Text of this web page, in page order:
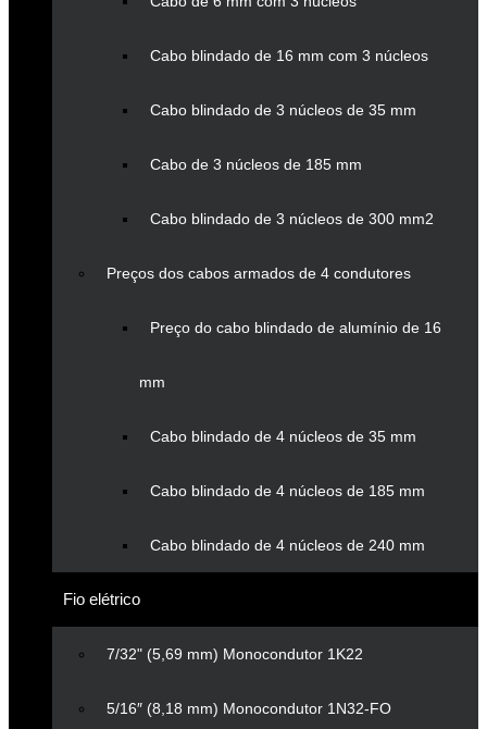
Cabo blindado de 16 mm com 3 núcleos
Cabo blindado de 3 núcleos de 35 mm
Cabo de 3 núcleos de 185 mm
Cabo blindado de 3 núcleos de 300 mm2
Preços dos cabos armados de 4 condutores
Preço do cabo blindado de alumínio de 16
mm
Cabo blindado de 4 núcleos de 35 mm
Cabo blindado de 4 núcleos de 185 mm
Cabo blindado de 4 núcleos de 240 mm
Fio elétrico
7/32" (5,69 mm) Monocondutor 1K22
5/16″ (8,18 mm) Monocondutor 1N32-FO